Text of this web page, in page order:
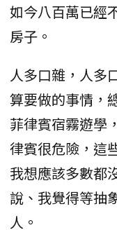
如今八百萬已經
房子。
人多口雜，人多
算要做的事情，
菲律賓宿霧遊學
律賓很危險，這
我想應該多數都
說、我覺得等抽
人。